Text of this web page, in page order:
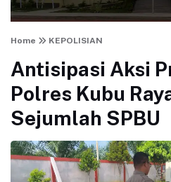
Home KEPOLISIAN
Antisipasi Aksi
Polres Kubu
Sejumlah SPBU